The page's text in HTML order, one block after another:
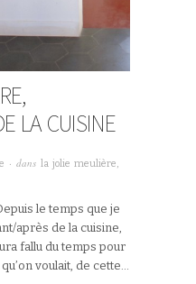
LA CUISINE
· dans la jolie meulière,
le temps que je
après de la cuisine,
fallu du temps pour
voulait, de cette…